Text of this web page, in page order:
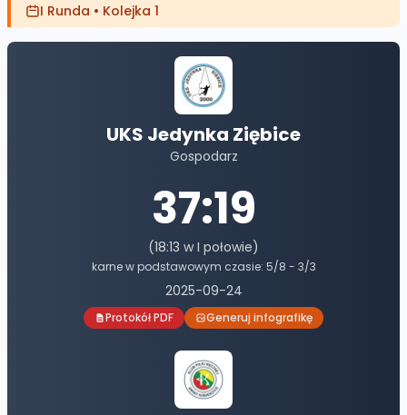
I Runda • Kolejka 1
UKS Jedynka Ziębice
Gospodarz
37:19
(18:13 w I połowie)
karne w podstawowym czasie: 5/8 - 3/3
2025-09-24
Protokół PDF Generuj infografikę